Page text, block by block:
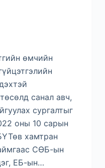
өмчийн
санал авч,
сургалтыг
оны 10 сарын
хамтран
СӨБ-ын
ЕБ-ын…